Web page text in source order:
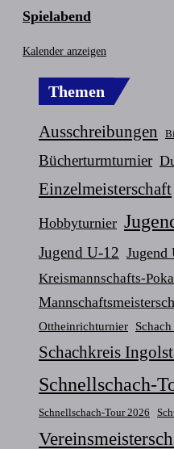
Spielabend
Kalender anzeigen
Themen
Ausschreibungen
Bücherturmturnier
Einzelmeisterschaft
Hobbyturnier
Jugend U-12 Jugend
Kreismannschafts-
Ottheinrichturnier
Schachkreis
Schnellschach-
Schnellschach-Tour 2026